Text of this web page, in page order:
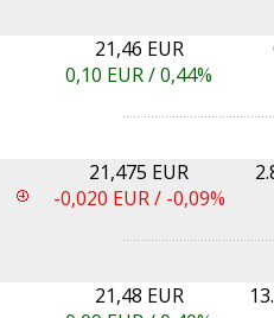
21,46 EUR
0,10 EUR /0,44%
21,475 EUR
-0,020 EUR / -0,09%
21,48 EUR